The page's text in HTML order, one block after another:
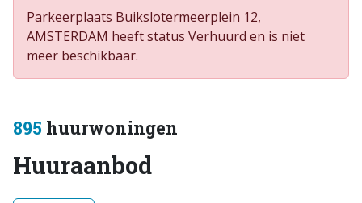
Parkeerplaats Buikslotermeerplein 12,
AMSTERDAM heeft status Verhuurd en is niet
meer beschikbaar.
895 huurwoningen
Huuraanbod